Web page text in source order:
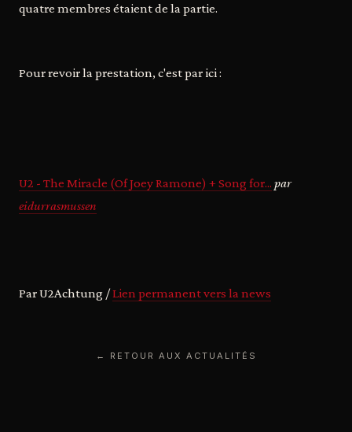
quatre membres étaient de la partie.
Pour revoir la prestation, c'est par ici :
U2 - The Miracle (Of Joey Ramone) + Song for... par
eidurrasmussen
Par U2Achtung /Lien permanent vers la news
← RETOUR AUX ACTUALITÉS